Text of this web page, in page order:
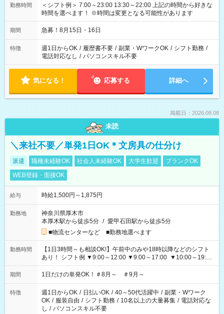
勤務時間
＜シフト例＞ 7:00～23:00 13:30～22:00 上記の時間から好きな
時間を選べます！ ※時間は変更となる可能性があります
期間 急募！8月15日・16日
特徴 週1日からOK / 履歴書不要 / 副業・WワークOK / シフト勤務 /
電話対応なし / パソコンスキル不要
気になる！ 応募する 詳細へ
掲載日：2026.08.08
未読
＼来社不要／単発1日OK＊文房具の仕分け
派遣 職種未経験OK 社会人未経験OK 大学生歓迎
ブランクOK
WEB登録・面接OK
給与 時給1,500円～1,875円
勤務地
神奈川県厚木市
本厚木駅から徒歩5分 / 愛甲石田駅から徒歩5分
■物流センターなど ■勤務地選べます
勤務時間
【1日3時間～も相談OK!】午前中のみや18時以降などのシフト
あり！ シフト例 ▼9:00～12:00 ▼9:00～17:00 ▼10:00～19:00
▼18:00～21:00
期間 1日だけの単発OK！＃8月～ ＃9月～
特徴 週1日からOK / 日払いOK / 40～50代活躍中 / 副業・Wワーク
OK / 服装自由 / シフト勤務 / 10名以上の大量募集 / 電話対応な
し / パソコンスキル不要